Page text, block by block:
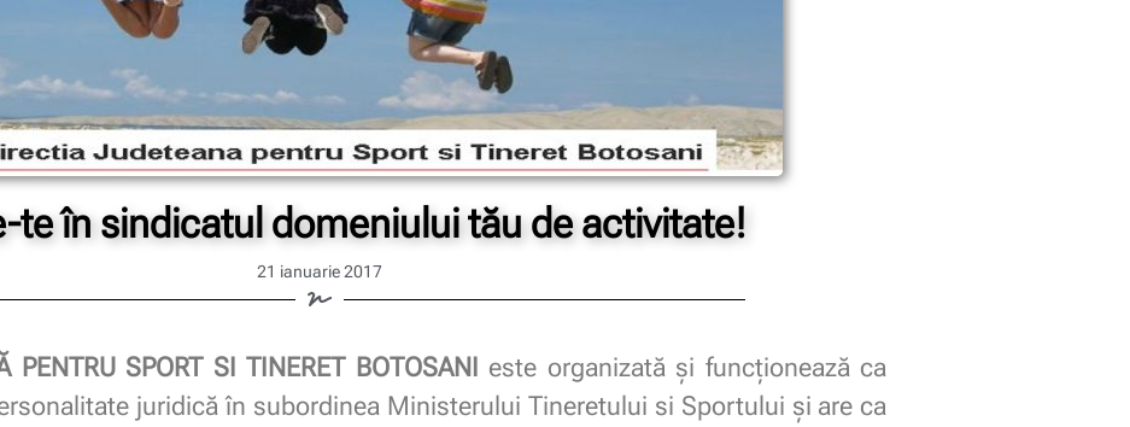
te în sindicatul domeniului tău de activitate!
21 ianuarie 2017
PENTRU SPORT SI TINERET BOTOSANI este organizată şi funcţionează ca
juridică în subordinea Ministerului Tineretului si Sportului şi are ca